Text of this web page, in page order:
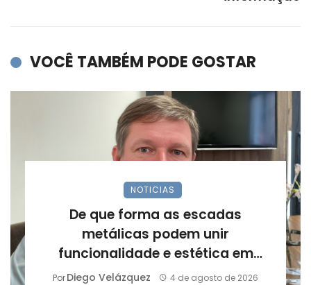
VOCÊ TAMBÉM PODE GOSTAR
NOTICIAS
De que forma as escadas
metálicas podem unir
funcionalidade e estética em
projetos arquitetônicos?
PorDiego Velázquez 4 de agosto de 2026